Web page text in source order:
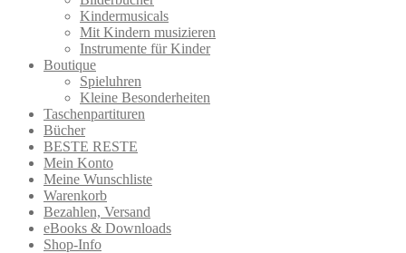
Kindermusicals
Mit Kindern musizieren
Instrumente für Kinder
Boutique
Spieluhren
Kleine Besonderheiten
Taschenpartituren
Bücher
BESTE RESTE
Mein Konto
Meine Wunschliste
Warenkorb
Bezahlen, Versand
eBooks & Downloads
Shop-Info